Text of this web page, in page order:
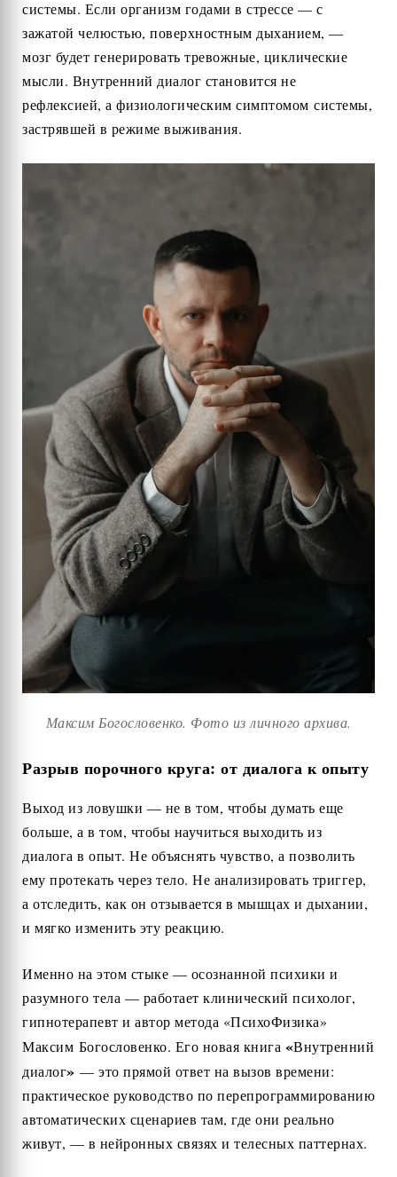
системы. Если организм годами в стрессе — с
зажатой челюстью, поверхностным дыханием, —
мозг будет генерировать тревожные, циклические
мысли. Внутренний диалог становится не
рефлексией, а физиологическим симптомом системы,
застрявшей в режиме выживания.
Максим Богословенко. Фото из личного архива.
Разрыв порочного круга: от диалога к опыту
Выход из ловушки — не в том, чтобы думать еще
больше, а в том, чтобы научиться выходить из
диалога в опыт. Не объяснять чувство, а позволить
ему протекать через тело. Не анализировать триггер,
а отследить, как он отзывается в мышцах и дыхании,
и мягко изменить эту реакцию.
Именно на этом стыке — осознанной психики и
разумного тела — работает клинический психолог,
гипнотерапевт и автор метода «ПсихоФизика»
Максим Богословенко. Его новая книга «Внутренний
диалог» — это прямой ответ на вызов времени:
практическое руководство по перепрограммированию
автоматических сценариев там, где они реально
живут, — в нейронных связях и телесных паттернах.